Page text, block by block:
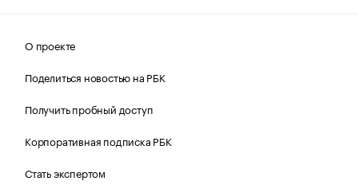
О проекте
Поделиться новостью на РБК
Получить пробный доступ
Корпоративная подписка РБК
Стать экспертом